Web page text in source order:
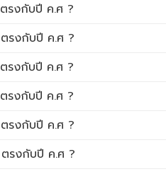
รงกับปี ค.ศ ?
รงกับปี ค.ศ ?
รงกับปี ค.ศ ?
รงกับปี ค.ศ ?
รงกับปี ค.ศ ?
รงกับปี ค.ศ ?